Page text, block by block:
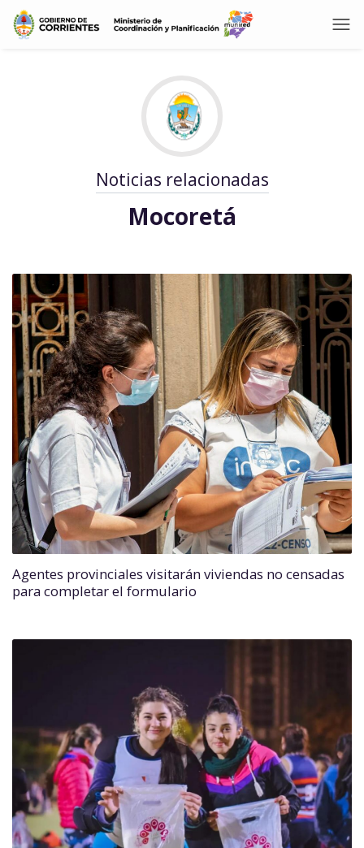
Noticias relacionadas
Mocoretá
Agentes provinciales visitarán viviendas no censadas
para completar el formulario